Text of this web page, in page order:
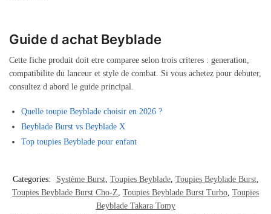
Guide d achat Beyblade
Cette fiche produit doit etre comparee selon trois criteres : generation,
compatibilite du lanceur et style de combat. Si vous achetez pour debuter,
consultez d abord le guide principal.
Quelle toupie Beyblade choisir en 2026 ?
Beyblade Burst vs Beyblade X
Top toupies Beyblade pour enfant
Categories: Système Burst, Toupies Beyblade, Toupies Beyblade Burst,
Toupies Beyblade Burst Cho-Z, Toupies Beyblade Burst Turbo, Toupies
Beyblade Takara Tomy